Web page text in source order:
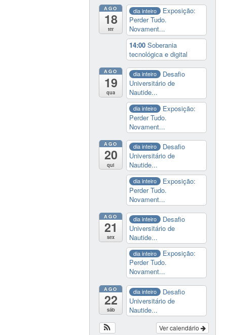
AGO
18
ter
dia inteiro
Exposição:
Perder Tudo.
Novament...
14:00Soberania
tecnológica e digital
AGO
19
qua
dia inteiro
Desafio
Universitário de
Nautide...
dia inteiro
Exposição:
Perder Tudo.
Novament...
AGO
20
qui
dia inteiro
Desafio
Universitário de
Nautide...
dia inteiro
Exposição:
Perder Tudo.
Novament...
AGO
21
sex
dia inteiro
Desafio
Universitário de
Nautide...
dia inteiro
Exposição:
Perder Tudo.
Novament...
AGO
22
sáb
dia inteiro
Desafio
Universitário de
Nautide...
Ver calendário